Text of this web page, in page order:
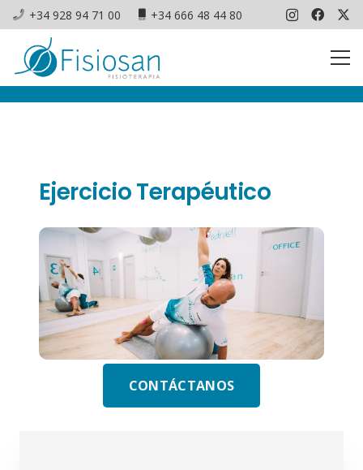
+34 928 94 71 00 +34 666 48 44 80
Ejercicio Terapéutico
CONTÁCTANOS